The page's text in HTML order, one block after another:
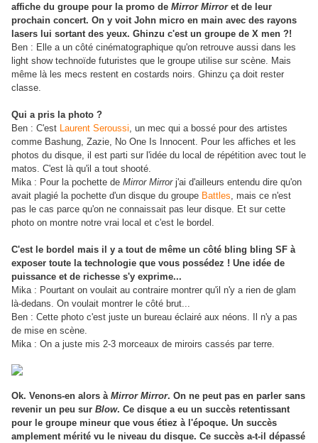
affiche du groupe pour la promo de Mirror Mirroret de leur
prochain concert. On y voit John micro en main avec des rayons
lasers lui sortant des yeux. Ghinzu c'est un groupe de X men ?!
Ben : Elle a un côté cinématographique qu'on retrouve aussi dans les
light show technoïde futuristes que le groupe utilise sur scène. Mais
même là les mecs restent en costards noirs. Ghinzu ça doit rester
classe.
Qui a pris la photo ?
Ben : C'est Laurent Seroussi, un mec qui a bossé pour des artistes
comme Bashung, Zazie, No One Is Innocent. Pour les affiches et les
photos du disque, il est parti sur l'idée du local de répétition avec tout le
matos. C'est là qu'il a tout shooté.
Mika : Pour la pochette de Mirror Mirrorj'ai d'ailleurs entendu dire qu'on
avait plagié la pochette d'un disque du groupe Battles, mais ce n'est
pas le cas parce qu'on ne connaissait pas leur disque. Et sur cette
photo on montre notre vrai local et c'est le bordel.
C'est le bordel mais il y a tout de même un côté bling bling SF à
exposer toute la technologie que vous possédez ! Une idée de
puissance et de richesse s'y exprime...
Mika : Pourtant on voulait au contraire montrer qu'il n'y a rien de glam
là-dedans. On voulait montrer le côté brut...
Ben : Cette photo c'est juste un bureau éclairé aux néons. Il n'y a pas
de mise en scène.
Mika : On a juste mis 2-3 morceaux de miroirs cassés par terre.
Ok. Venons-en alors à Mirror Mirror. On ne peut pas en parler sans
revenir un peu sur Blow. Ce disque a eu un succès retentissant
pour le groupe mineur que vous étiez à l'époque. Un succès
amplement mérité vu le niveau du disque. Ce succès a-t-il dépassé